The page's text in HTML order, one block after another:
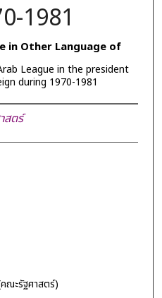
1981
in Other Language of
League in the president
during 1970-1981
สตร์
ณะรัฐศาสตร์)